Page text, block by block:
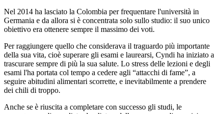
Nel 2014 ha lasciato la Colombia per frequentare l'università in
Germania e da allora si è concentrata solo sullo studio: il suo unico
obiettivo era ottenere sempre il massimo dei voti.
Per raggiungere quello che considerava il traguardo più importante
della sua vita, cioè superare gli esami e laurearsi, Cyndi ha iniziato a
trascurare sempre di più la sua salute. Lo stress delle lezioni e degli
esami l'ha portata col tempo a cedere agli “attacchi di fame”, a
seguire abitudini alimentari scorrette, e inevitabilmente a prendere
dei chili di troppo.
Anche se è riuscita a completare con successo gli studi, le